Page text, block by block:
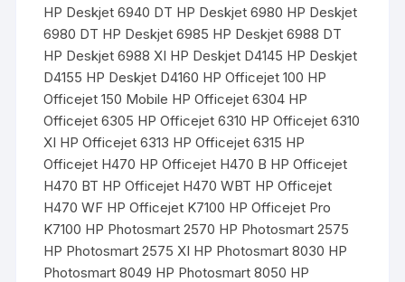
HP Deskjet 6940 DT HP Deskjet 6980 HP Deskjet
6980 DT HP Deskjet 6985 HP Deskjet 6988 DT
HP Deskjet 6988 XI HP Deskjet D4145 HP Deskjet
D4155 HP Deskjet D4160 HP Officejet 100 HP
Officejet 150 Mobile HP Officejet 6304 HP
Officejet 6305 HP Officejet 6310 HP Officejet 6310
XI HP Officejet 6313 HP Officejet 6315 HP
Officejet H470 HP Officejet H470 B HP Officejet
H470 BT HP Officejet H470 WBT HP Officejet
H470 WF HP Officejet K7100 HP Officejet Pro
K7100 HP Photosmart 2570 HP Photosmart 2575
HP Photosmart 2575 XI HP Photosmart 8030 HP
Photosmart 8049 HP Photosmart 8050 HP